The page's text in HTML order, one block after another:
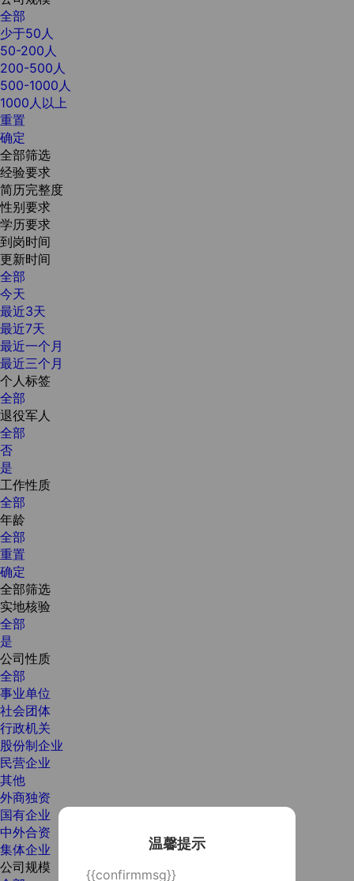
温馨提示
{{confirmmsg}}
全部
少于50人
50-200人
200-500人
500-1000人
1000人以上
重置
确定
全部筛选
经验要求
简历完整度
性别要求
学历要求
到岗时间
更新时间
全部
今天
最近3天
最近7天
最近一个月
最近三个月
个人标签
全部
退役军人
全部
否
是
工作性质
全部
年龄
全部
重置
确定
全部筛选
实地核验
全部
是
公司性质
全部
事业单位
社会团体
行政机关
股份制企业
民营企业
其他
外商独资
国有企业
中外合资
集体企业
公司规模